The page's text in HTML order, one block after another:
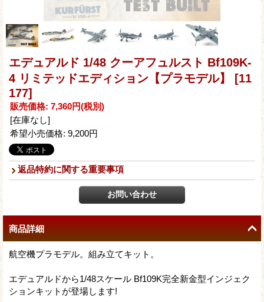
エデュアルド 1/48 クーアフュルスト Bf109K-
4 リミテッドエディション【プラモデル】
[11
177]
販売価格: 7,360円(税別)
[在庫なし]
希望小売価格: 9,200円
返品特約に関する重要事項
商品詳細
航空機プラモデル。組み立てキット。
エデュアルドから1/48スケール Bf109K完全新金型インジェク
ションキットが登場します!